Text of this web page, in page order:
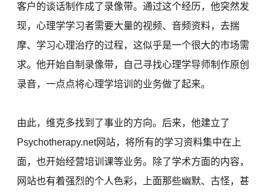
客户的谈话制作成了录像带。通过这个经历，他突然发
现，心理学学习者需要大量的视频、音频资料，去揣
摩、学习心理治疗的过程，这似乎是一个很大的市场需
求。他开始自制录像带，自己寻找心理学导师制作原创
录音，一点点将心理学培训的业务做了起来。
由此，维克多找到了事业的方向。后来，他建立了
Psychotherapy.net网站，将所有的学习资料集中在上
面，也开始经营培训课等业务。除了学术方面的内容，
网站也有着强烈的个人色彩，上面那些幽默、古怪，甚